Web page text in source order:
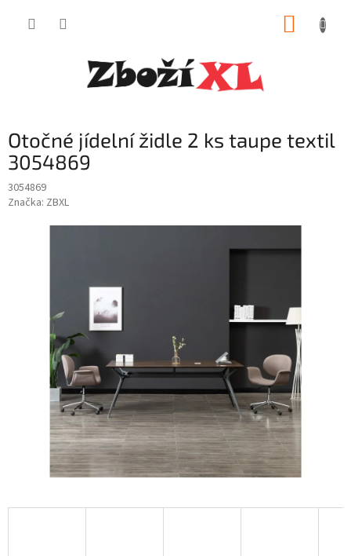
Otočné jídelní židle 2 ks taupe textil
3054869
3054869
Značka: ZBXL